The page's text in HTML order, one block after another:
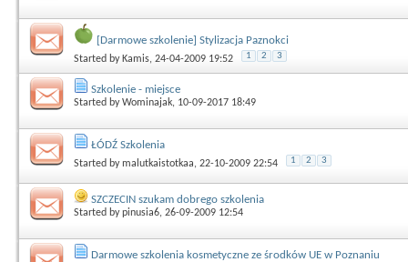
[Darmowe szkolenie] Stylizacja Paznokci
Started by Kamis, 24-04-2009 19:52 1 2 3
Szkolenie - miejsce
Started byWominajak, 10-09-2017 18:49
ŁÓDŹ Szkolenia
Started bymalutkaistotkaa, 22-10-2009 22:54 1 2 3
SZCZECIN szukam dobrego szkolenia
Started bypinusia6, 26-09-2009 12:54
Darmowe szkolenia kosmetyczne ze środków UE w Poznaniu